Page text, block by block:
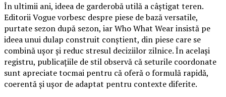
În ultimii ani, ideea de garderobă utilă a câștigat teren.
Editorii Vogue vorbesc despre piese de bază versatile,
purtate sezon după sezon, iar Who What Wear insistă pe
ideea unui dulap construit conștient, din piese care se
combină ușor și reduc stresul deciziilor zilnice. În același
registru, publicațiile de stil observă că seturile coordonate
sunt apreciate tocmai pentru că oferă o formulă rapidă,
coerentă și ușor de adaptat pentru contexte diferite.